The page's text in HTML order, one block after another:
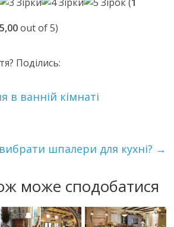
5,00out of 5)
Поділись:
в ванній кімнаті
шпалери для кухні? →
може сподобатися